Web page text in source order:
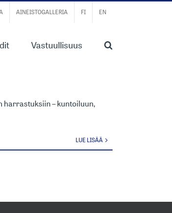
AINEISTOGALLERIA FI EN
Vastuullisuus
harrastuksiin – kuntoiluun,
LUE LISÄÄ